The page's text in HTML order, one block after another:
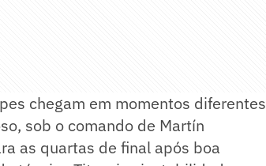
chegam em momentos diferentes
sob o comando de Martín
as quartas de final após boa